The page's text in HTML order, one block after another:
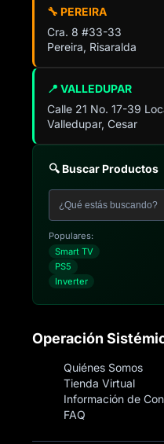
📍 VALLEDUPAR
Calle 21 No. 17-39
Valledupar, Cesar
🔧 PEREIRA
Cra. 8 #33-33
Pereira, Risaralda
🔍 Buscar Productos
Populares:
Smart TV
PS5
Inverter
Operación
Quiénes Somos
Tienda Virtual
Información de
FAQ